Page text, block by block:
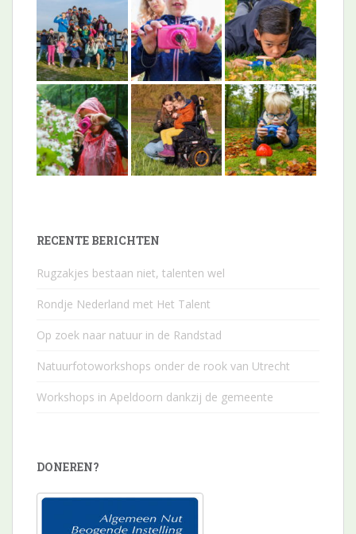
RECENTE BERICHTEN
Rugzakjes bestaan niet, talenten wel
Rondje Nederland met Het Talent
Op zoek naar natuur in de Randstad
Natuurfotoworkshops onder de rook van Utrecht
Workshops in Apeldoorn dankzij de gemeente
DONEREN?